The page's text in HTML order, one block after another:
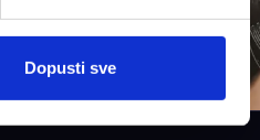
Dopusti sve